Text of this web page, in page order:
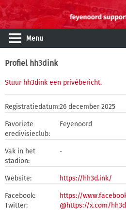
Menu
Profiel hh3dink
Stuur hh3dink een privébericht.
Registratiedatum:26 december 2025
Favoriete
eredivisieclub:
Feyenoord
Vak in het
stadion:
-
Website: https://hh3d.ink/
Facebook:
https://
Twitter:
@https://x.com/